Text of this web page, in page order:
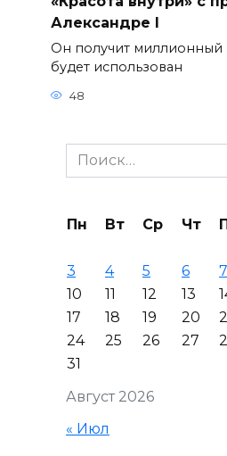
Александре I
Он получит миллионный
будет использован
48
Search
for:
Август 2026
Пн Вт Ср Чт
3
4 5 6 7
10
11 12 13
17
18 19 20
24
25 26 27
31
« Июл